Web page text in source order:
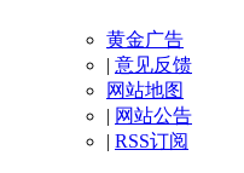
黄金广告
| 意见反馈
网站地图
| 网站公告
| RSS订阅